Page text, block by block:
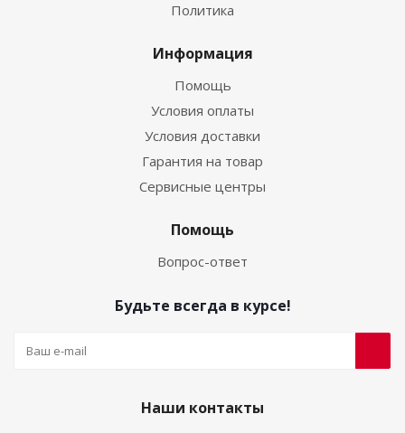
Политика
Информация
Помощь
Условия оплаты
Условия доставки
Гарантия на товар
Сервисные центры
Помощь
Вопрос-ответ
Будьте всегда в курсе!
Наши контакты